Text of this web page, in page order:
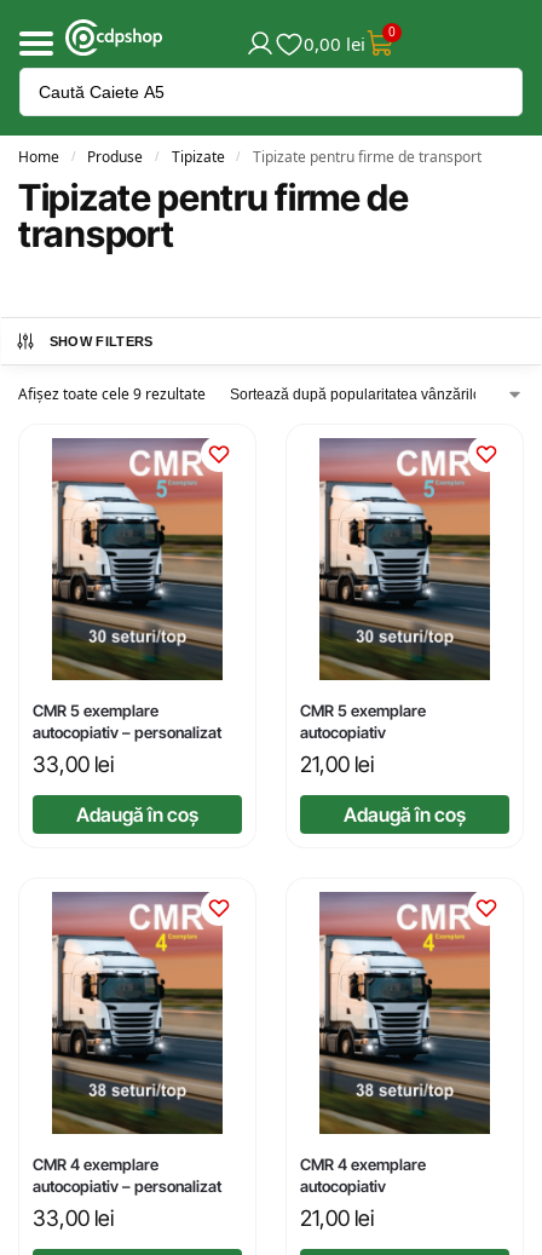
0,00 lei 0
Home / Produse / Tipizate / Tipizate pentru firme de transport
Tipizate pentru firme de
transport
SHOW FILTERS
Afișez toate cele 9 rezultate
CMR 5 exemplare
autocopiativ – personalizat
33,00 lei
Adaugă în coș
CMR 5 exemplare
autocopiativ
21,00 lei
Adaugă în coș
CMR 4 exemplare
autocopiativ – personalizat
33,00 lei
CMR 4 exemplare
autocopiativ
21,00 lei